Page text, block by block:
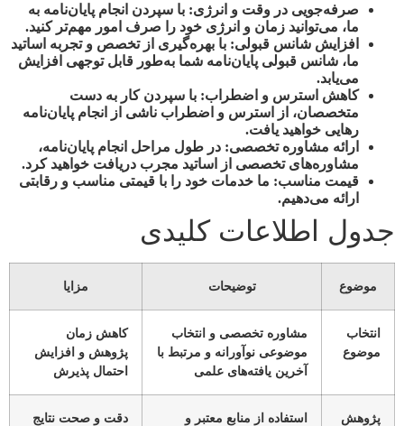
صرفه‌جویی در وقت و انرژی: با سپردن انجام پایان‌نامه به
ما، می‌توانید زمان و انرژی خود را صرف امور مهم‌تر کنید.
افزایش شانس قبولی: با بهره‌گیری از تخصص و تجربه اساتید
ما، شانس قبولی پایان‌نامه شما به‌طور قابل توجهی افزایش
می‌یابد.
کاهش استرس و اضطراب: با سپردن کار به دست
متخصصان، از استرس و اضطراب ناشی از انجام پایان‌نامه
رهایی خواهید یافت.
ارائه مشاوره تخصصی: در طول مراحل انجام پایان‌نامه،
مشاوره‌های تخصصی از اساتید مجرب دریافت خواهید کرد.
قیمت مناسب: ما خدمات خود را با قیمتی مناسب و رقابتی
ارائه می‌دهیم.
جدول اطلاعات کلیدی
موضوع توضیحات مزایا
انتخاب
موضوع
مشاوره تخصصی و انتخاب
موضوعی نوآورانه و مرتبط با
آخرین یافته‌های علمی
کاهش زمان
پژوهش و افزایش
احتمال پذیرش
پژوهش
استفاده از منابع معتبر و
دقت و صحت نتایج